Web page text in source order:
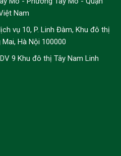
Nam
vụ 10, P. Linh Đàm, Khu đô thị
Hà Nội 100000
9 Khu đô thị Tây Nam Linh